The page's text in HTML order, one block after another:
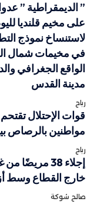
” الديمقراطية ”
على مخيم قلنديا
لاستنساخ نموذج
في مخيمات شمال
الواقع الجغرافي
مدينة القدس
رباح
قوات الإحتلال
مواطنين بالرصاص
رباح
إجلاء 38
خارج القطاع وسط
صالح شوكة